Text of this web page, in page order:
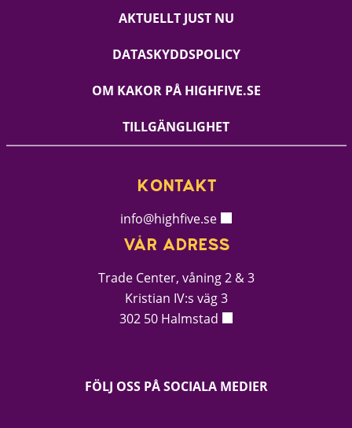
AKTUELLT JUST NU
DATASKYDDSPOLICY
OM KAKOR PÅ HIGHFIVE.SE
TILLGÄNGLIGHET
FÖLJ OSS PÅ SOCIALA MEDIER
KONTAKT
info@highfive.se
VÅR ADRESS
Trade Center, våning 2 & 3
Kristian IV:s väg 3
302 50 Halmstad